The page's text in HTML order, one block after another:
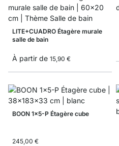
LITE+CUADRO Étagère murale
salle de bain
À partir de 15,90 €
BOON 1x5-P Étagère cube
245,00 €